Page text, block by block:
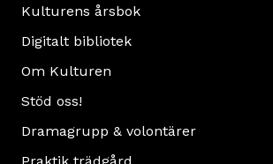
Kulturens årsbok
Digitalt bibliotek
Om Kulturen
Stöd oss!
Dramagrupp & volontärer
Praktik trädgård